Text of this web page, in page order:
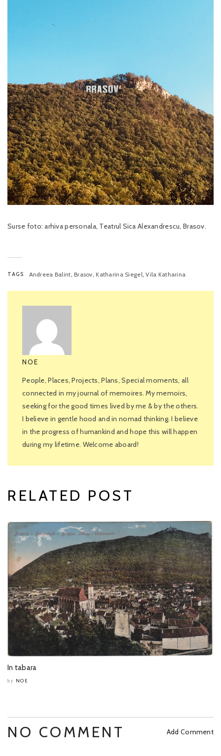
Surse foto: arhiva personala, Teatrul Sica Alexandrescu, Brasov.
TAGS Andreea Balint,Brasov,Katharina Siegel,Vila Katharina
NOE
People, Places, Projects, Plans, Special moments, all
connected in my journal of memoires. My memoirs,
seeking for the good times lived by me & by the others.
I believe in gentle hood and in nomad thinking. I believe
in the progress of humankind and hope this will happen
during my lifetime. Welcome aboard!
RELATED POST
In tabara
by NOE
NO COMMENT Add Comment